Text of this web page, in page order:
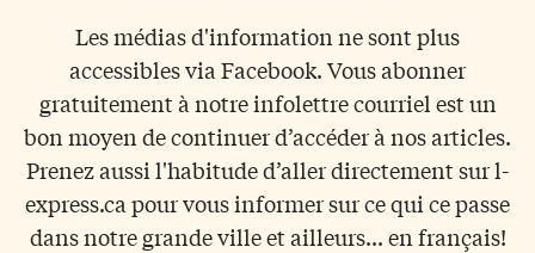
Les médias d'information ne sont plus
accessibles via Facebook. Vous abonner
gratuitement à notre infolettre courriel est un
bon moyen de continuer d’accéder à nos articles.
Prenez aussi l'habitude d’aller directement sur l-
express.ca pour vous informer sur ce qui ce passe
dans notre grande ville et ailleurs... en français!